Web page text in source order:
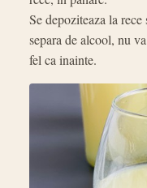
Se depoziteaza la
separa de alcool, nu
fel ca inainte.